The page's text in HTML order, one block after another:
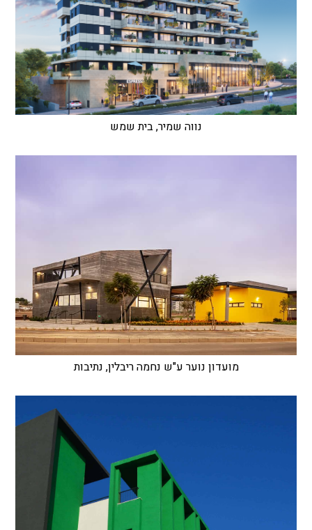
נווה שמיר, בית שמש
מועדון נוער ע"ש נחמה ריבלין, נתיבות